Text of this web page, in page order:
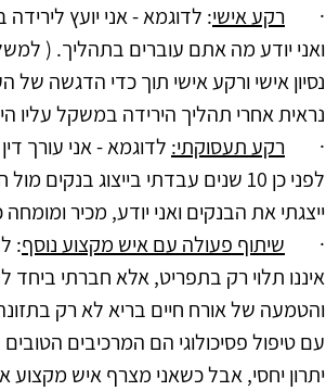
· רקע אישי: לדוגמא - אני יועץ
ואני יודע מה אתם עוברים בתהליך. (
נסיון אישי ורקע אישי תוך כדי הדגשה
נראית אחרי תהליך הירידה במשקל עליו
· רקע תעסוקתי: לדוגמא - אני עורך
ייצגתי את הבנקים ואני יודע, מכיר
· שיתוף פעולה עם איש מקצוע נוסף:
והטמעה של אורח חיים בריא לא רק בתזונה
עם טיפול פסיכולוגי הם המרכיבים
יתרון יחסי, אבל כשאני מצרף איש מקצוע